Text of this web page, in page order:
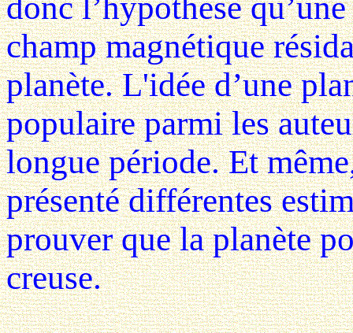
champ magnétique
planète. L'idée d’une
populaire parmi les
longue période. Et
présenté différentes
prouver que la planète
creuse.